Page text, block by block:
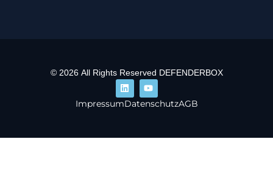
© 2026 All Rights Reserved DEFENDERBOX
ImpressumDatenschutzAGB